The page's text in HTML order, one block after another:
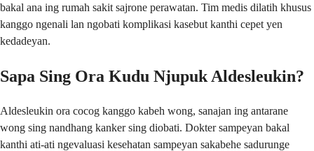
bakal ana ing rumah sakit sajrone perawatan. Tim medis dilatih khusus
kanggo ngenali lan ngobati komplikasi kasebut kanthi cepet yen
kedadeyan.
Sapa Sing Ora Kudu Njupuk Aldesleukin?
Aldesleukin ora cocog kanggo kabeh wong, sanajan ing antarane
wong sing nandhang kanker sing diobati. Dokter sampeyan bakal
kanthi ati-ati ngevaluasi kesehatan sampeyan sakabehe sadurunge